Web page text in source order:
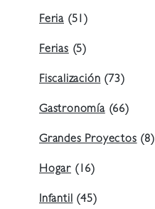
Feria (51)
Ferias(5)
Fiscalización(73)
Gastronomía(66)
Grandes Proyectos(8)
Hogar (16)
Infantil(45)